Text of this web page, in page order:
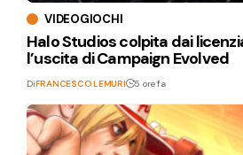
VIDEOGIOCHI
Halo Studios colpita dai
l’uscita di Campaign Evolved
DiFRANCESCO LEMURI 5 ore fa